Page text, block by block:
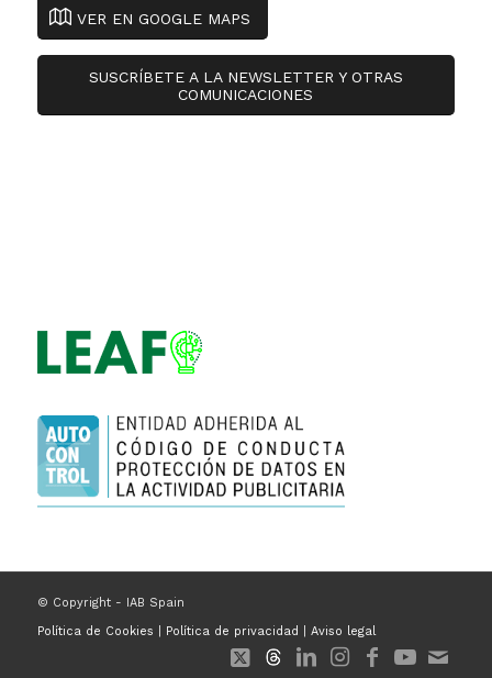
VER EN GOOGLE MAPS
SUSCRÍBETE A LA NEWSLETTER Y OTRAS
COMUNICACIONES
© Copyright - IAB Spain
Política de Cookies
Política de privacidad Aviso legal